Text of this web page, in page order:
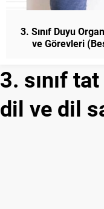
3. Sınıf Duyu
ve Görevleri
3. sınıf
dil ve dil